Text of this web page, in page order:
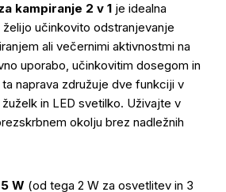
kampiranje 2 v 1 je idealna
učinkovito odstranjevanje
ali večernimi aktivnostmi na
uporabo, učinkovitim dosegom in
naprava združuje dve funkciji v
in LED svetilko. Uživajte v
okolju brez nadležnih
5 W (od tega 2 W za osvetlitev in 3